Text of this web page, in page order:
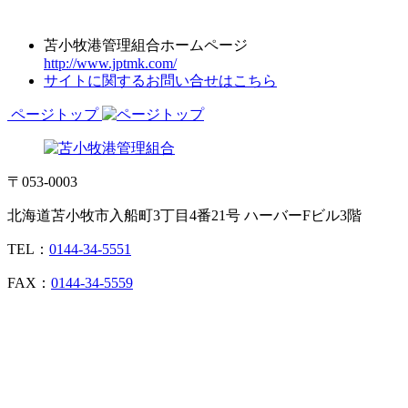
苫小牧港管理組合ホームページ
http://www.jptmk.com/
サイトに関するお問い合せはこちら
ページトップ
〒053-0003
北海道苫小牧市入船町3丁目4番21号 ハーバーFビル3階
TEL： 0144-34-5551
FAX： 0144-34-5559